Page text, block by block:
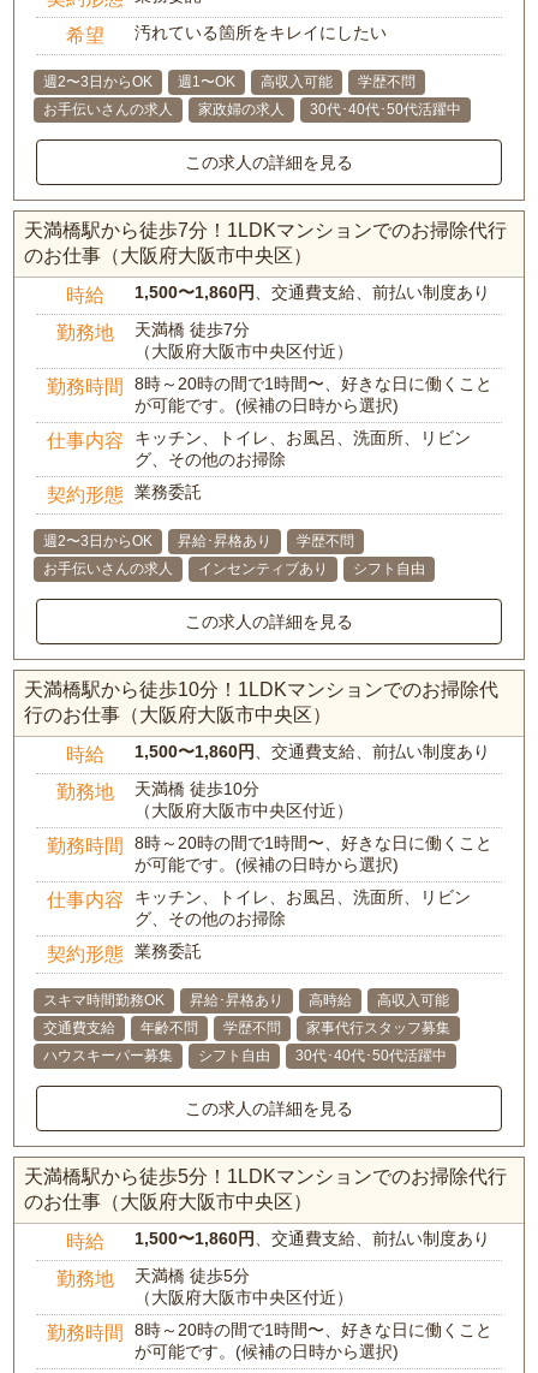
希望 汚れている箇所をキレイにしたい
週2〜3日からOK 週1〜OK 高収入可能
学歴不問
お手伝いさんの求人
家政婦の求人 30代･40代･50代活躍中
この求人の詳細を見る
天満橋駅から徒歩7分！1LDKマンションでのお掃除代行
のお仕事（大阪府大阪市中央区）
時給 1,500〜1,860円、交通費支給、前払い制度あり
勤務地
天満橋 徒歩7分
（大阪府大阪市中央区付近）
勤務時間
8時～20時の間で1時間〜、好きな日に働くこと
が可能です。(候補の日時から選択)
仕事内容
キッチン、トイレ、お風呂、洗面所、リビン
グ、その他のお掃除
契約形態 業務委託
週2〜3日からOK 昇給･昇格あり
学歴不問
お手伝いさんの求人
インセンティブあり シフト自由
この求人の詳細を見る
天満橋駅から徒歩10分！1LDKマンションでのお掃除代
行のお仕事（大阪府大阪市中央区）
時給 1,500〜1,860円、交通費支給、前払い制度あり
勤務地
天満橋 徒歩10分
（大阪府大阪市中央区付近）
勤務時間
8時～20時の間で1時間〜、好きな日に働くこと
が可能です。(候補の日時から選択)
仕事内容
キッチン、トイレ、お風呂、洗面所、リビン
グ、その他のお掃除
契約形態 業務委託
スキマ時間勤務OK 昇給･昇格あり 高時給
高収入可能
交通費支給
年齢不問 学歴不問
家事代行スタッフ募集
ハウスキーパー募集
シフト自由 30代･40代･50代活躍中
この求人の詳細を見る
天満橋駅から徒歩5分！1LDKマンションでのお掃除代行
のお仕事（大阪府大阪市中央区）
時給 1,500〜1,860円、交通費支給、前払い制度あり
勤務地
天満橋 徒歩5分
（大阪府大阪市中央区付近）
勤務時間
8時～20時の間で1時間〜、好きな日に働くこと
が可能です。(候補の日時から選択)